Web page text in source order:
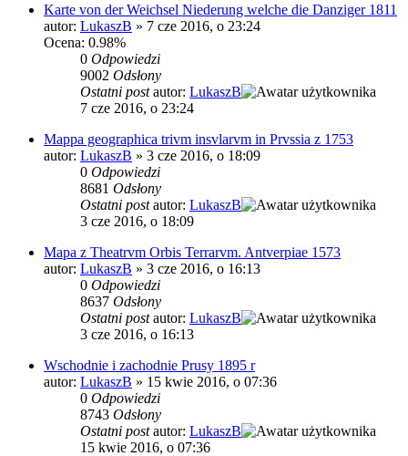
Karte von der Weichsel Niederung welche die Danziger 1811
autor: LukaszB » 7 cze 2016, o 23:24
Ocena: 0.98%
0 Odpowiedzi
9002 Odsłony
Ostatni postautor: LukaszB
7 cze 2016, o 23:24
Mappa geographica trivm insvlarvm in Prvssia z 1753
autor: LukaszB » 3 cze 2016, o 18:09
0 Odpowiedzi
8681 Odsłony
Ostatni postautor: LukaszB
3 cze 2016, o 18:09
Mapa z Theatrvm Orbis Terrarvm. Antverpiae 1573
autor: LukaszB » 3 cze 2016, o 16:13
0 Odpowiedzi
8637 Odsłony
Ostatni postautor: LukaszB
3 cze 2016, o 16:13
Wschodnie i zachodnie Prusy 1895 r
autor: LukaszB » 15 kwie 2016, o 07:36
0 Odpowiedzi
8743 Odsłony
Ostatni postautor: LukaszB
15 kwie 2016, o 07:36